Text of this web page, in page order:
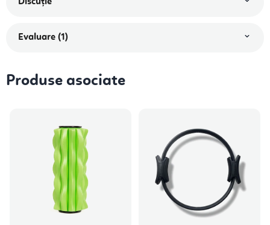
Evaluare (1)
Produse asociate